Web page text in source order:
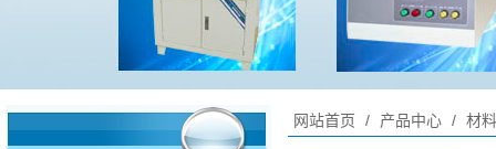
网站首页 / 产品中心 / 材